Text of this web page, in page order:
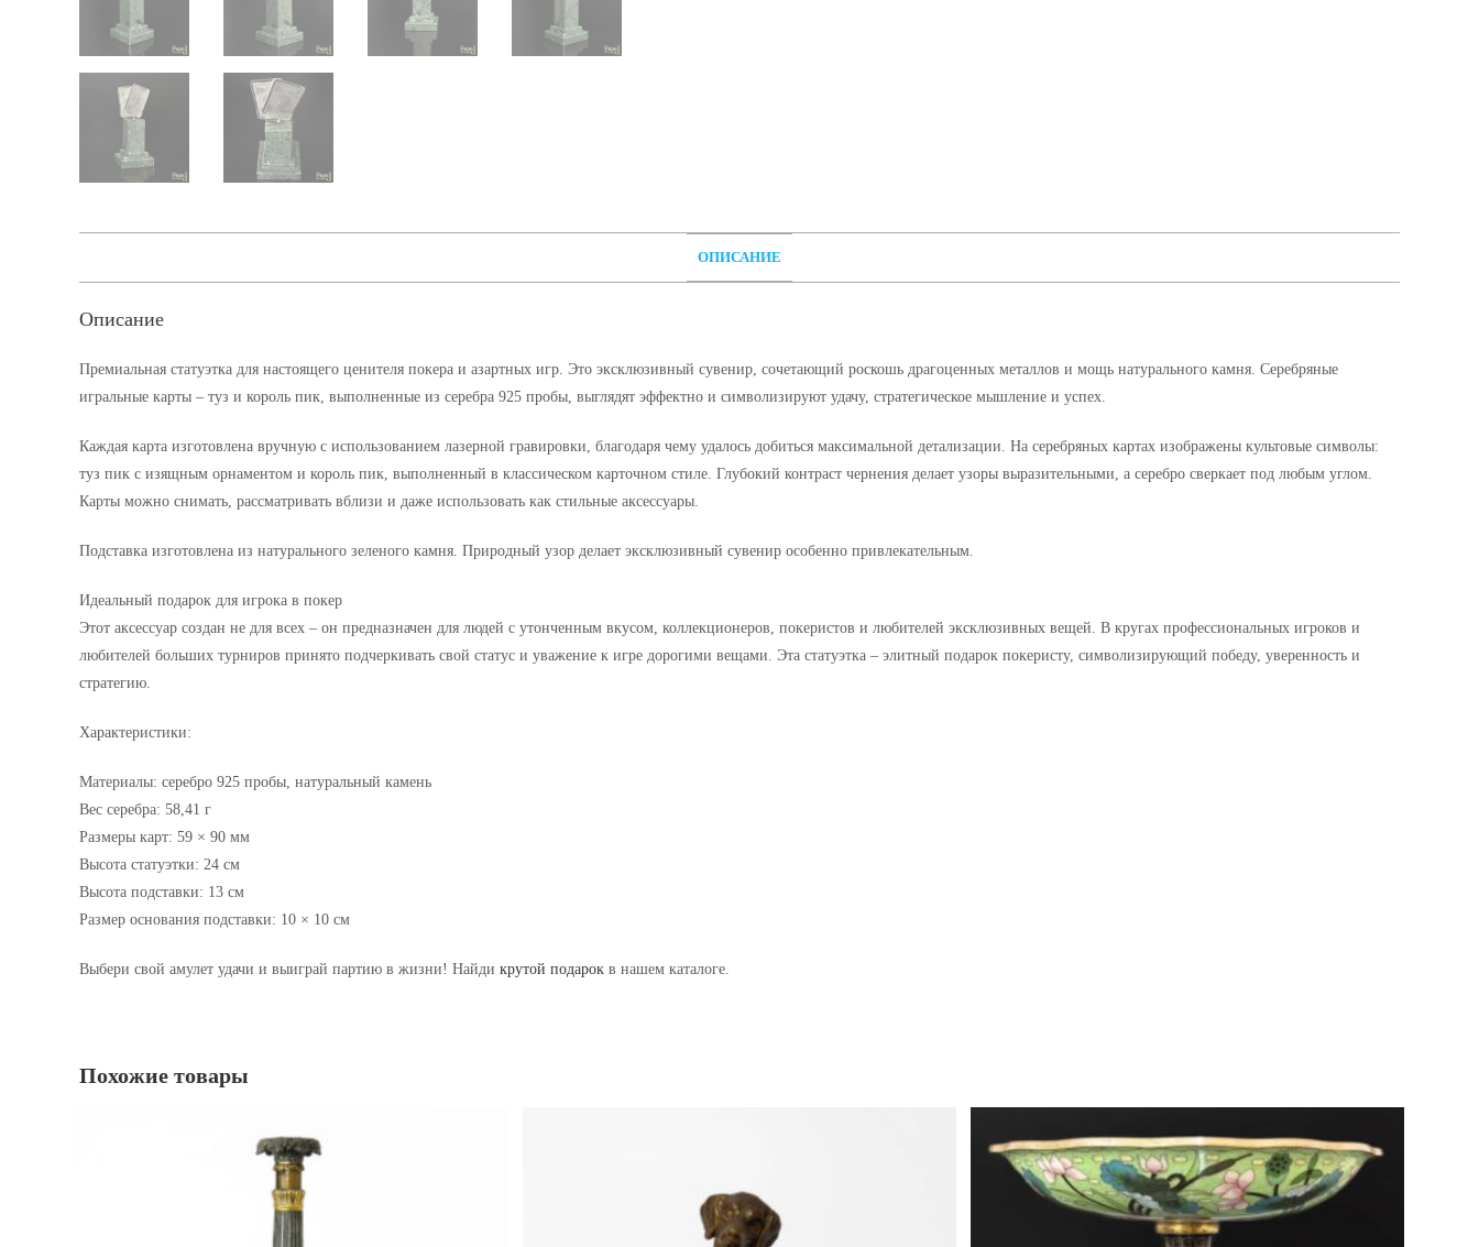
ОПИСАНИЕ
Описание
Премиальная статуэтка для настоящего ценителя покера и азартных игр. Это эксклюзивный сувенир, сочетающий роскошь драгоценных металлов и мощь натурального камня. Серебряные
игральные карты – туз и король пик, выполненные из серебра 925 пробы, выглядят эффектно и символизируют удачу, стратегическое мышление и успех.
Каждая карта изготовлена вручную с использованием лазерной гравировки, благодаря чему удалось добиться максимальной детализации. На серебряных картах изображены культовые символы:
туз пик с изящным орнаментом и король пик, выполненный в классическом карточном стиле. Глубокий контраст чернения делает узоры выразительными, а серебро сверкает под любым углом.
Карты можно снимать, рассматривать вблизи и даже использовать как стильные аксессуары.
Подставка изготовлена из натурального зеленого камня. Природный узор делает эксклюзивный сувенир особенно привлекательным.
Идеальный подарок для игрока в покер
Этот аксессуар создан не для всех – он предназначен для людей с утонченным вкусом, коллекционеров, покеристов и любителей эксклюзивных вещей. В кругах профессиональных игроков и
любителей больших турниров принято подчеркивать свой статус и уважение к игре дорогими вещами. Эта статуэтка – элитный подарок покеристу, символизирующий победу, уверенность и
стратегию.
Характеристики:
Материалы: серебро 925 пробы, натуральный камень
Вес серебра: 58,41 г
Размеры карт: 59 × 90 мм
Высота статуэтки: 24 см
Высота подставки: 13 см
Размер основания подставки: 10 × 10 см
Выбери свой амулет удачи и выиграй партию в жизни! Найди крутой подарок в нашем каталоге.
Похожие товары